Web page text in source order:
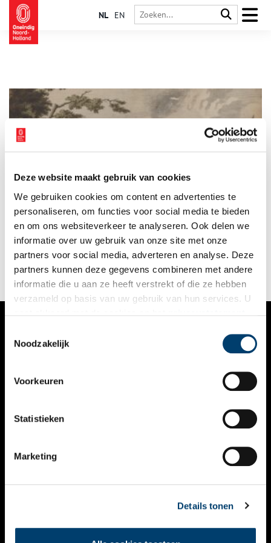
Deze website maakt gebruik van cookies
We gebruiken cookies om content en advertenties te
personaliseren, om functies voor social media te bieden
en om ons websiteverkeer te analyseren. Ook delen we
informatie over uw gebruik van onze site met onze
partners voor social media, adverteren en analyse. Deze
partners kunnen deze gegevens combineren met andere
informatie die u aan ze heeft verstrekt of die ze hebben
verzameld op basis van uw gebruik van hun services. U
Noodzakelijk
Voorkeuren
Statistieken
Marketing
Details tonen
NL EN
Ouderkerk
Even de spreekwoordelijke ‘frisse neus halen’ is er soms
noodgedwongen niet bij. Maar loop of fiets dan in gedachten
even mee met een mooi tochtje van de Berlagebrug in
Amsterdam naar de Bullewijk in Ouderkerk aan de Amstel.
Pakweg tien kilometer met verrassende verhalen. Deel 4: van
Ouderkerk naar Ouderkerk.
VERHALEN
KALENDER
THEMA’S
VIDEO’S
CONTACT